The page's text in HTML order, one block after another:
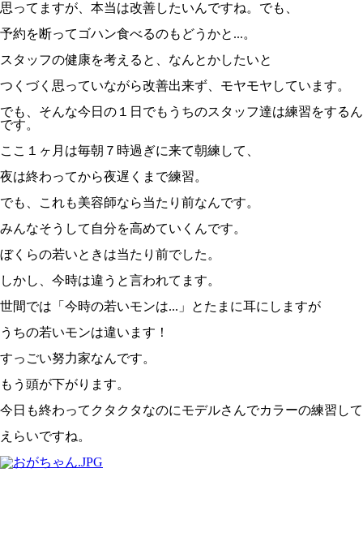
思ってますが、本当は改善したいんですね。でも、
予約を断ってゴハン食べるのもどうかと...。
スタッフの健康を考えると、なんとかしたいと
つくづく思っていながら改善出来ず、モヤモヤしています。
でも、そんな今日の１日でもうちのスタッフ達は練習をするん
です。
ここ１ヶ月は毎朝７時過ぎに来て朝練して、
夜は終わってから夜遅くまで練習。
でも、これも美容師なら当たり前なんです。
みんなそうして自分を高めていくんです。
ぼくらの若いときは当たり前でした。
しかし、今時は違うと言われてます。
世間では「今時の若いモンは...」とたまに耳にしますが
うちの若いモンは違います！
すっごい努力家なんです。
もう頭が下がります。
今日も終わってクタクタなのにモデルさんでカラーの練習して
えらいですね。